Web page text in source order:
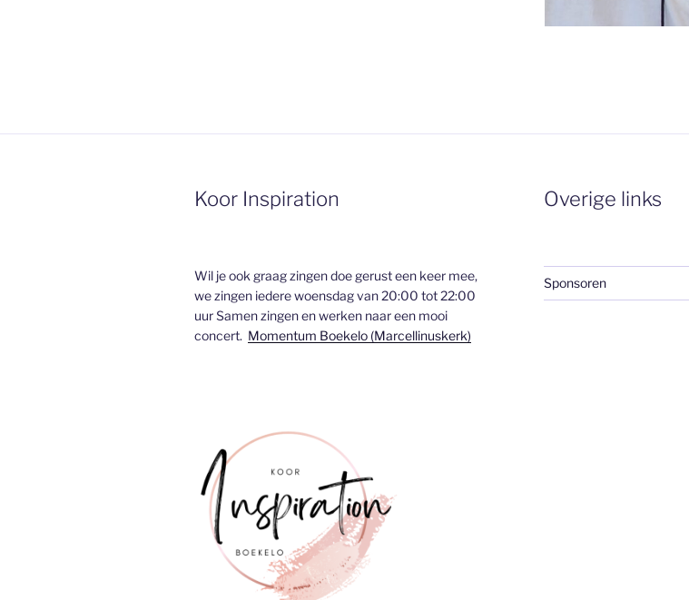
Koor Inspiration
Wil je ook graag zingen doe gerust een keer mee,
we zingen iedere woensdag van 20:00 tot 22:00
uur Samen zingen en werken naar een mooi
concert. Momentum Boekelo (Marcellinuskerk)
Overige links
Sponsoren